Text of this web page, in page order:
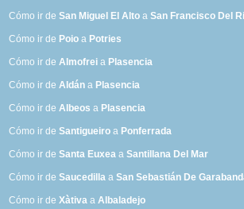
Cómo ir deSan Miguel El Alto aSan Francisco Del
Cómo ir de Poio a Potries
Cómo ir deAlmofrei a Plasencia
Cómo ir deAldán a Plasencia
Cómo ir deAlbeos a Plasencia
Cómo ir deSantigueiro a Ponferrada
Cómo ir deSanta Euxea aSantillana Del Mar
Cómo ir deSaucedilla aSan Sebastián De
Cómo ir deXàtiva aAlbaladejo